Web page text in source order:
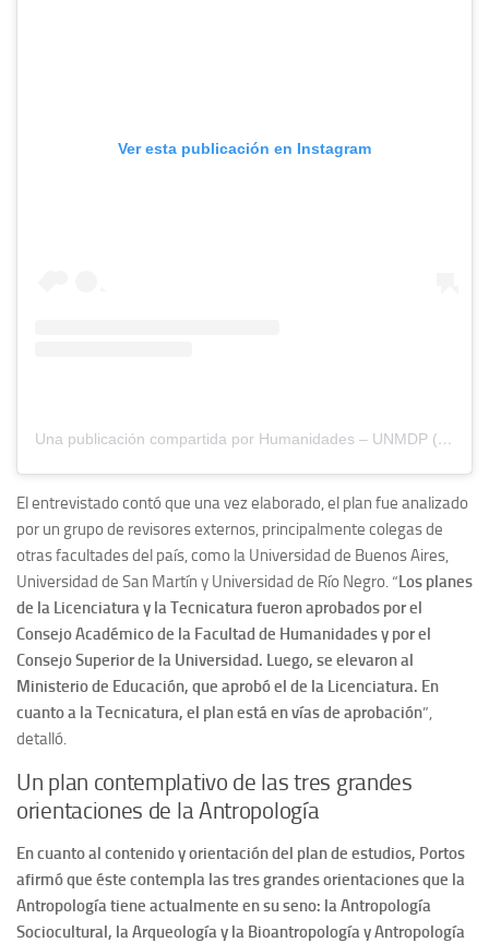
Ver esta publicación en Instagram
Una publicación compartida por Humanidades – UNMDP (@fhunmdp)
El entrevistado contó que una vez elaborado, el plan fue analizado
por un grupo de revisores externos, principalmente colegas de
otras facultades del país, como la Universidad de Buenos Aires,
Universidad de San Martín y Universidad de Río Negro. “Los planes
de la Licenciatura y la Tecnicatura fueron aprobados por el
Consejo Académico de la Facultad de Humanidades y por el
Consejo Superior de la Universidad. Luego, se elevaron al
Ministerio de Educación, que aprobó el de la Licenciatura. En
cuanto a la Tecnicatura, el plan está en vías de aprobación”,
detalló.
Un plan contemplativo de las tres grandes
orientaciones de la Antropología
En cuanto al contenido y orientación del plan de estudios, Portos
afirmó que éste contempla las tres grandes orientaciones que la
Antropología tiene actualmente en su seno: la Antropología
Sociocultural, la Arqueología y la Bioantropología y Antropología